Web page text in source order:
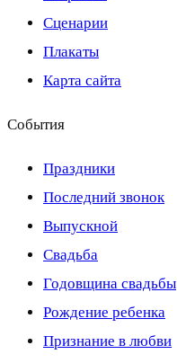
Сценарии
Плакаты
Карта сайта
События
Праздники
Последний звонок
Выпускной
Свадьба
Годовщина свадьбы
Рождение ребенка
Признание в любви